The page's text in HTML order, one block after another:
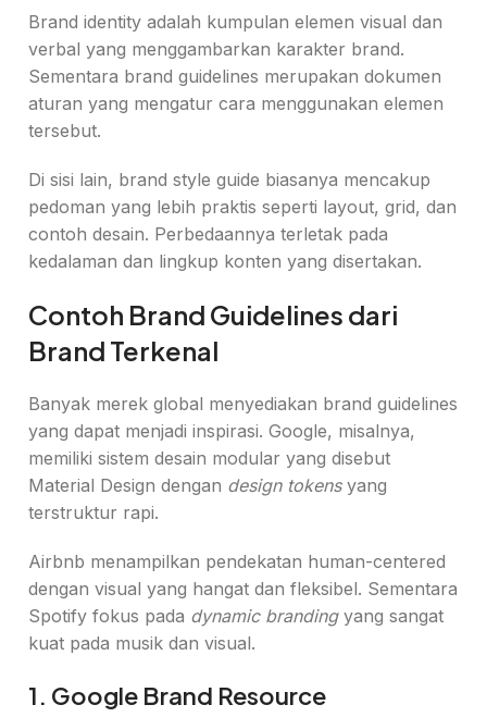
Brand identity adalah kumpulan elemen visual dan
verbal yang menggambarkan karakter brand.
Sementara brand guidelines merupakan dokumen
aturan yang mengatur cara menggunakan elemen
tersebut.
Di sisi lain, brand style guide biasanya mencakup
pedoman yang lebih praktis seperti layout, grid, dan
contoh desain. Perbedaannya terletak pada
kedalaman dan lingkup konten yang disertakan.
Contoh Brand Guidelines dari
Brand Terkenal
Banyak merek global menyediakan brand guidelines
yang dapat menjadi inspirasi. Google, misalnya,
memiliki sistem desain modular yang disebut
Material Design dengan design tokensyang
terstruktur rapi.
Airbnb menampilkan pendekatan human-centered
dengan visual yang hangat dan fleksibel. Sementara
Spotify fokus pada dynamic brandingyang sangat
kuat pada musik dan visual.
1. Google Brand Resource